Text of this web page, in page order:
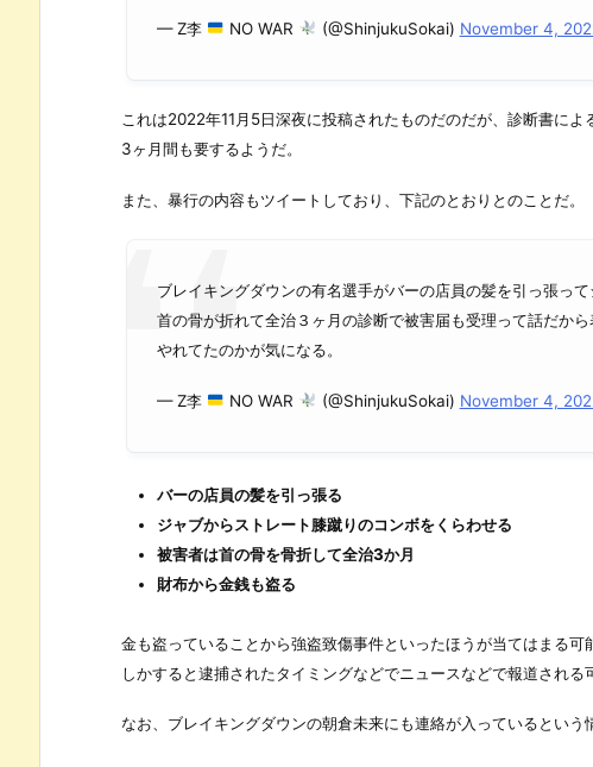
— Z李 NO WAR (@ShinjukuSokai) November 4,
これは2022年11月5日深夜に投稿されたものだのだが、診断書に
3ヶ月間も要するようだ。
また、暴行の内容もツイートしており、下記のとおりとのことだ。
ブレイキングダウンの有名選手がバーの店員の髪を引っ張っ
首の骨が折れて全治３ヶ月の診断で被害届も受理って話だか
やれてたのかが気になる。
— Z李 NO WAR (@ShinjukuSokai) November 4,
バーの店員の髪を引っ張る
ジャブからストレート膝蹴りのコンボをくらわせる
被害者は首の骨を骨折して全治3か月
財布から金銭も盗る
金も盗っていることから強盗致傷事件といったほうが当てはまる
しかすると逮捕されたタイミングなどでニュースなどで報道される
なお、ブレイキングダウンの朝倉未来にも連絡が入っているという